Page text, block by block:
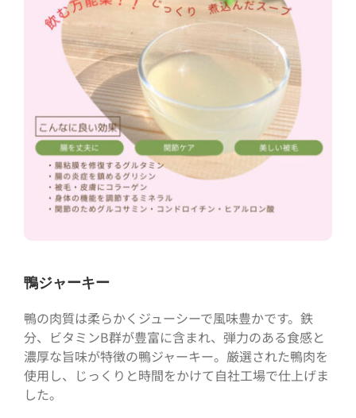
鴨ジャーキー
鴨の肉質は柔らかくジューシーで風味豊かです。鉄
分、ビタミンB群が豊富に含まれ、弾力のある食感と
濃厚な旨味が特徴の鴨ジャーキー。厳選された鴨肉を
使用し、じっくりと時間をかけて自社工場で仕上げま
した。